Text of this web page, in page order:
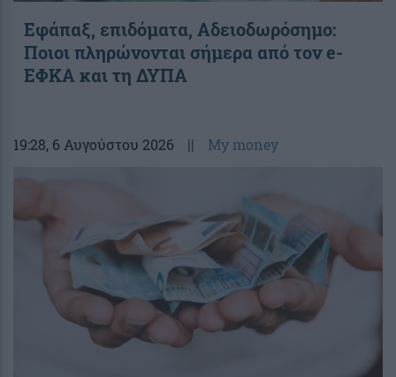
Εφάπαξ, επιδόματα, Αδειοδωρόσημο:
Ποιοι πληρώνονται σήμερα από τον e-
ΕΦΚΑ και τη ΔΥΠΑ
19:28, 6 Αυγούστου 2026 || My money